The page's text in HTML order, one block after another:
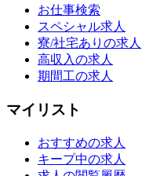
お仕事検索
スペシャル求人
寮/社宅ありの求人
高収入の求人
期間工の求人
マイリスト
おすすめの求人
キープ中の求人